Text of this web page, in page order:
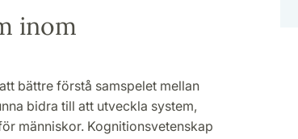
inom
bättre förstå samspelet mellan
bidra till att utveckla system,
människor. Kognitionsvetenskap